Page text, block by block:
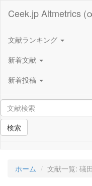
Ceek.jp Altmetrics
文献ランキング
新着文献
新着投稿
検索
ホーム 文献一覧: 礒